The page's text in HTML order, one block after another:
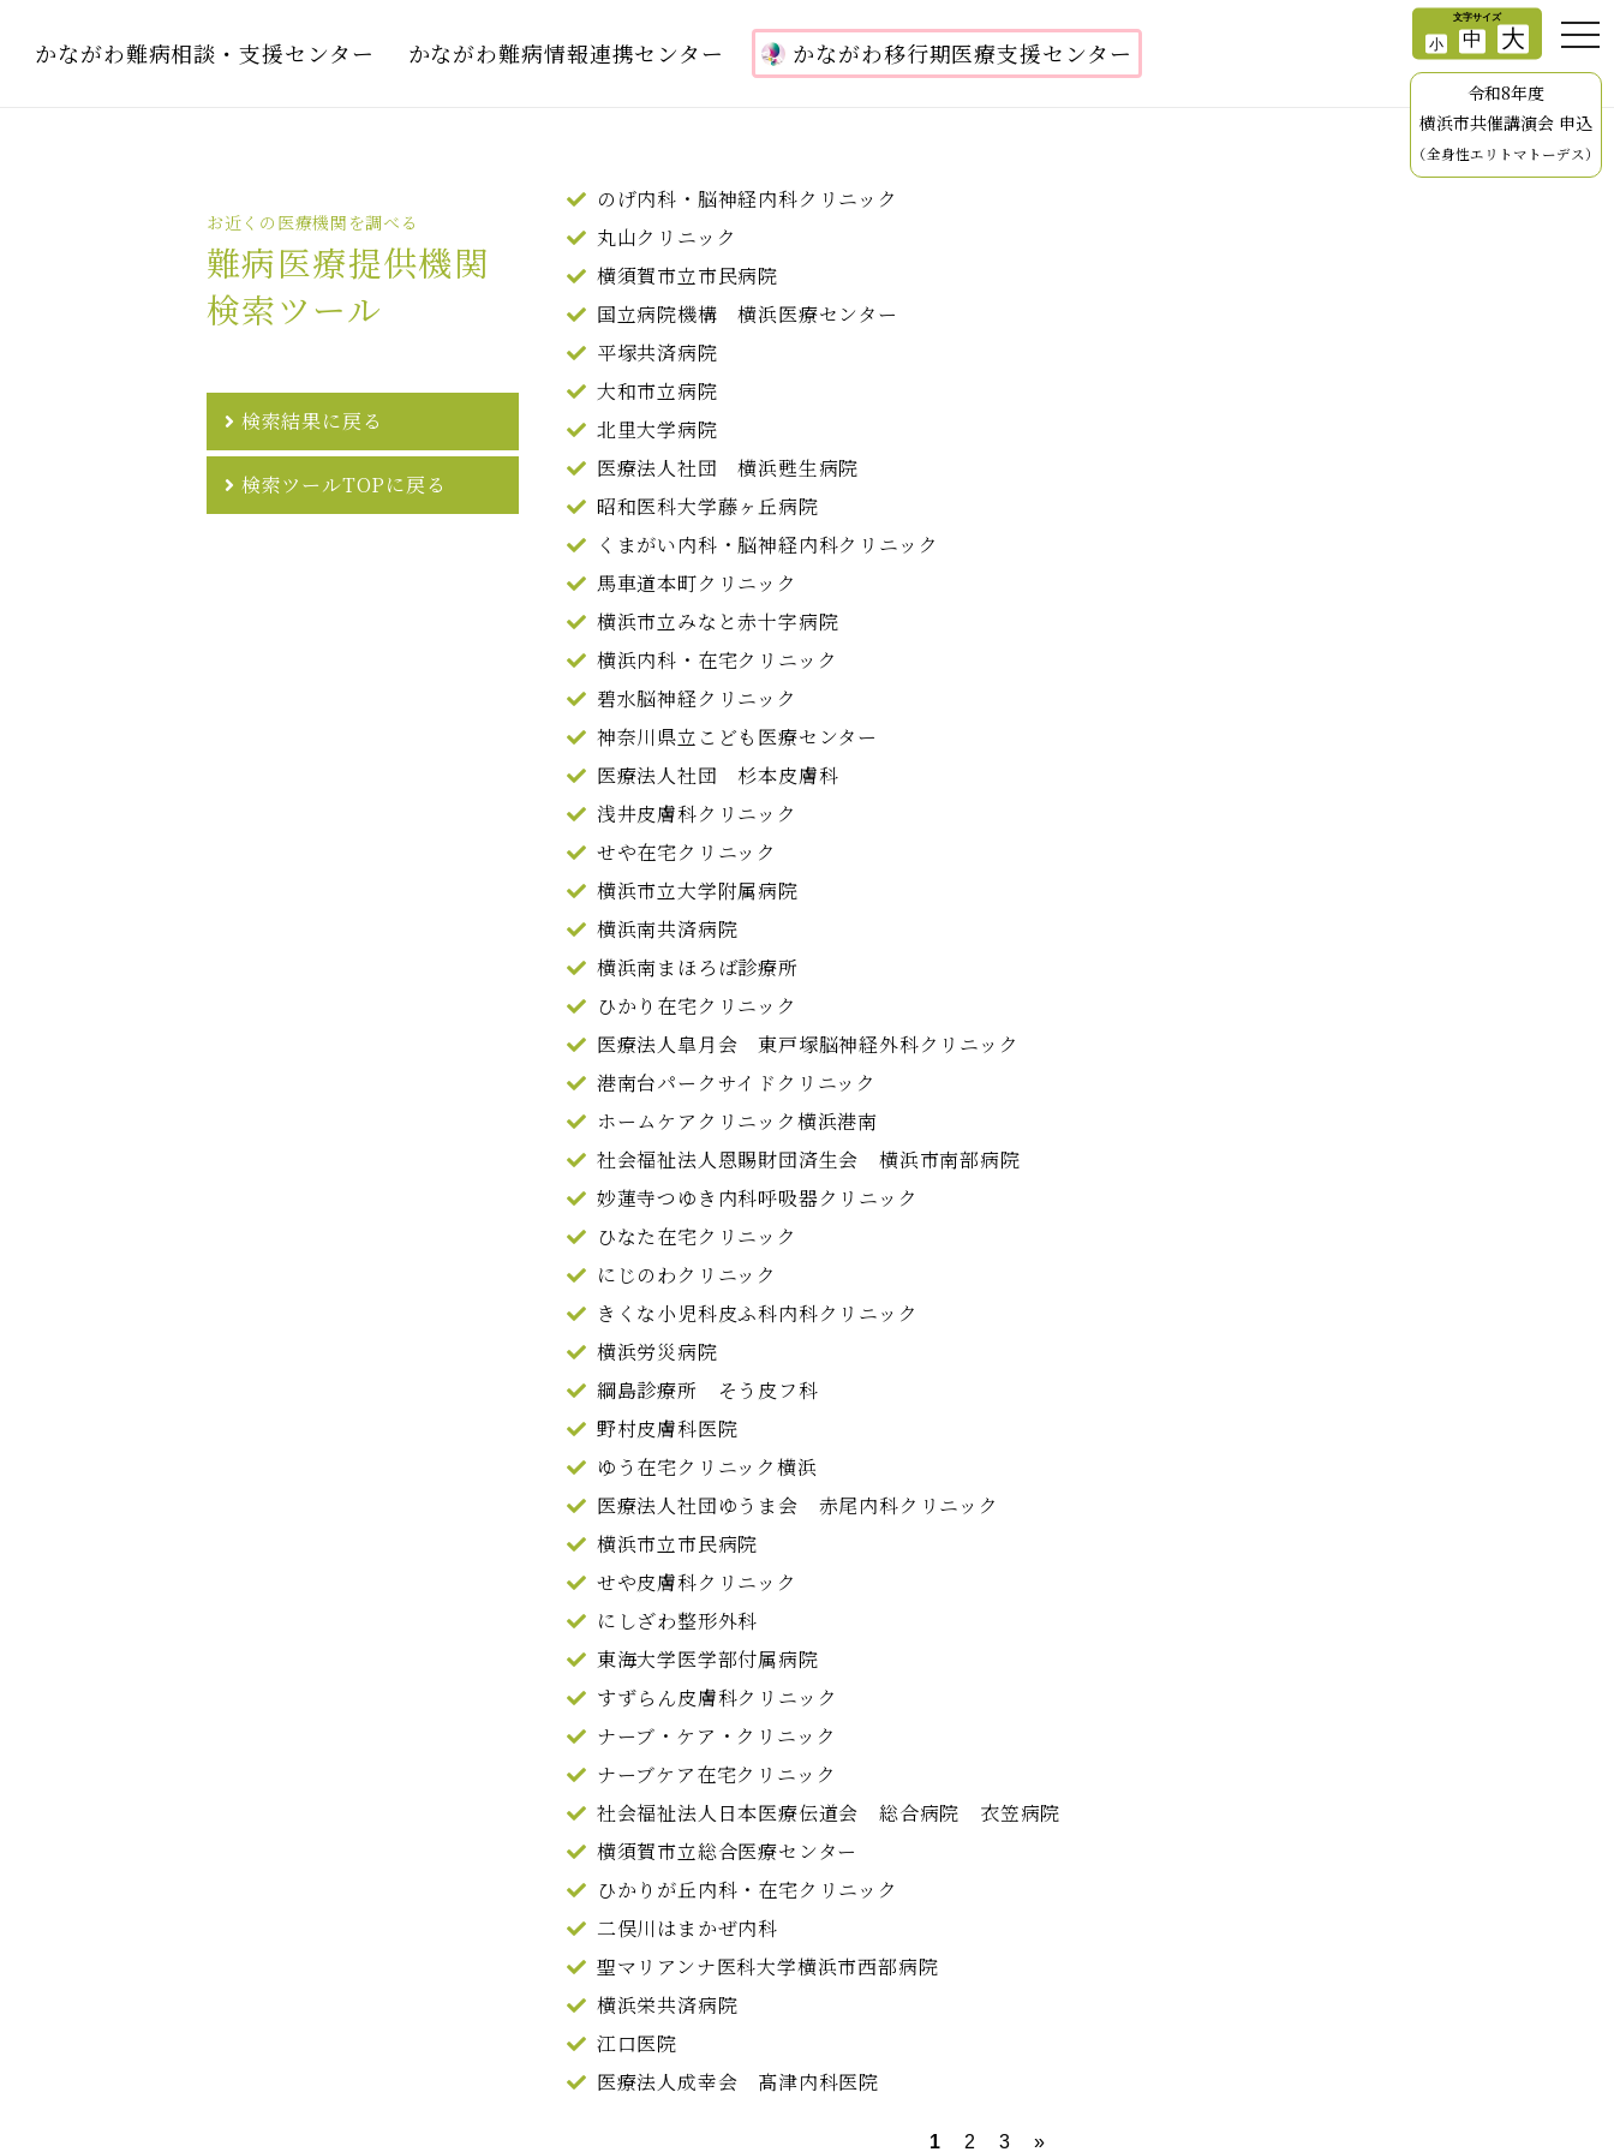
かながわ難病相談・支援センター かながわ難病情報連携センター かながわ移行期医療支援センター
令和8年度
横浜市共催講演会 申込
（全身性エリトマトーデス）
のげ内科・脳神経内科クリニック
丸山クリニック
横須賀市立市民病院
国立病院機構 横浜医療センター
平塚共済病院
大和市立病院
北里大学病院
医療法人社団 横浜甦生病院
昭和医科大学藤ヶ丘病院
くまがい内科・脳神経内科クリニック
馬車道本町クリニック
横浜市立みなと赤十字病院
横浜内科・在宅クリニック
碧水脳神経クリニック
神奈川県立こども医療センター
医療法人社団 杉本皮膚科
浅井皮膚科クリニック
せや在宅クリニック
横浜市立大学附属病院
横浜南共済病院
横浜南まほろば診療所
ひかり在宅クリニック
医療法人皐月会 東戸塚脳神経外科クリニック
港南台パークサイドクリニック
ホームケアクリニック横浜港南
社会福祉法人恩賜財団済生会 横浜市南部病院
妙蓮寺つゆき内科呼吸器クリニック
ひなた在宅クリニック
にじのわクリニック
きくな小児科皮ふ科内科クリニック
横浜労災病院
綱島診療所 そう皮フ科
野村皮膚科医院
ゆう在宅クリニック横浜
医療法人社団ゆうま会 赤尾内科クリニック
横浜市立市民病院
せや皮膚科クリニック
にしざわ整形外科
東海大学医学部付属病院
すずらん皮膚科クリニック
ナーブ・ケア・クリニック
ナーブケア在宅クリニック
社会福祉法人日本医療伝道会 総合病院 衣笠病院
横須賀市立総合医療センター
ひかりが丘内科・在宅クリニック
二俣川はまかぜ内科
聖マリアンナ医科大学横浜市西部病院
横浜栄共済病院
江口医院
医療法人成幸会 髙津内科医院
1 2 3 »
お近くの医療機関を調べる
難病医療提供機関
検索ツール
検索結果に戻る
検索ツールTOPに戻る